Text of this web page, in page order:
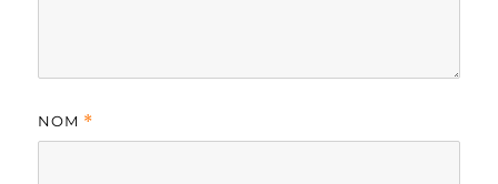
NOM *